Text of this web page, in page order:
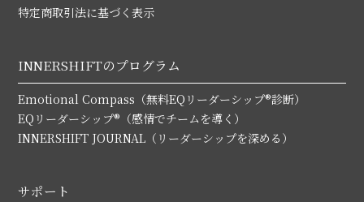
特定商取引法に基づく表示
INNERSHIFTのプログラム
Emotional Compass（無料EQリーダーシップ®診断）
EQリーダーシップ®（感情でチームを導く）
INNERSHIFT JOURNAL（リーダーシップを深める）
サポート